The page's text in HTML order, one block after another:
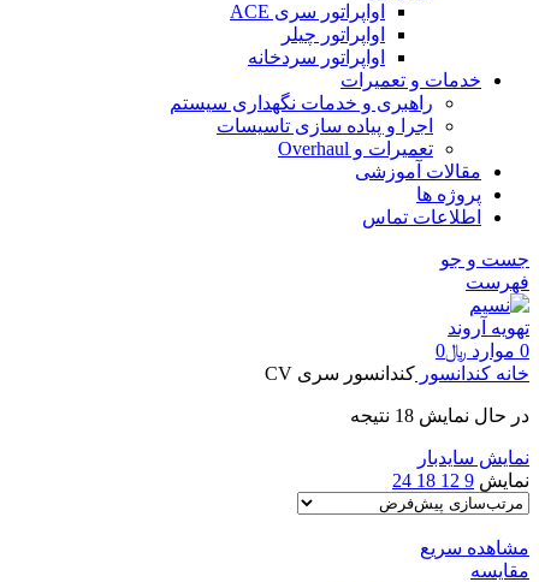
اواپراتور سری ACE
اواپراتور چیلر
اواپراتور سردخانه
خدمات و تعمیرات
راهبری و خدمات نگهداری سیستم
اجرا و پیاده سازی تاسیسات
تعمیرات و Overhaul
مقالات آموزشی
پروژه ها
اطلاعات تماس
جست و جو
فهرست
0 موارد ﷼0
خانه کندانسور کندانسور سری CV
در حال نمایش 18 نتیجه
نمایش سایدبار
نمایش 9
12
18
24
مشاهده سریع
مقایسه